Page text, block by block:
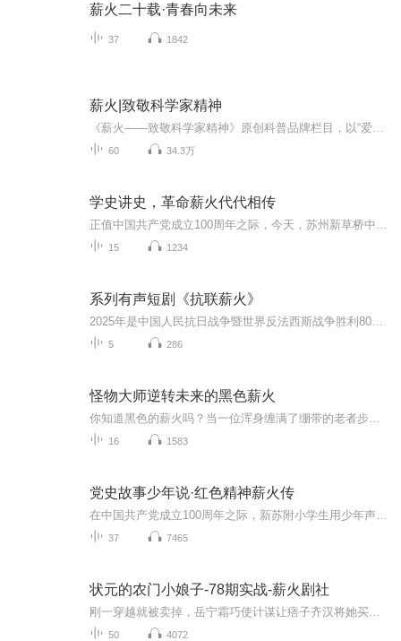
薪火二十载·青春向未来
37 1842
薪火|致敬科学家精神
60 34.3万
学史讲史，革命薪火代代相传
15 1234
系列有声短剧《抗联薪火》
5 286
怪物大师逆转未来的黑色薪火
16 1583
党史故事少年说·红色精神薪火传
37 7465
状元的农门小娘子-78期实战-薪火剧社
50 4072